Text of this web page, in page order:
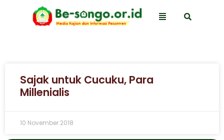
Sajak untuk Cucuku, Para
Millenialis
10 November 2018